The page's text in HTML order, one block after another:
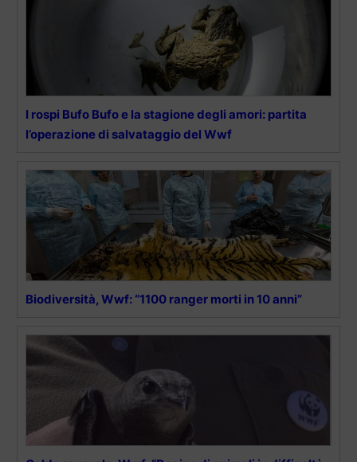
I rospi Bufo Bufo e la stagione degli amori: partita
l’operazione di salvataggio del Wwf
Biodiversità, Wwf: “1100 ranger morti in 10 anni”